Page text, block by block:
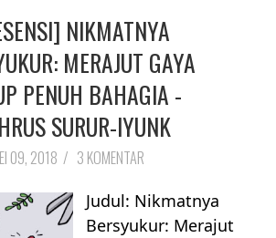
NIKMATNYA
MERAJUT GAYA
PENUH BAHAGIA -
SURUR-IYUNK
09, 2018 / 3 KOMENTAR
Judul: Nikmatnya
Bersyukur: Merajut